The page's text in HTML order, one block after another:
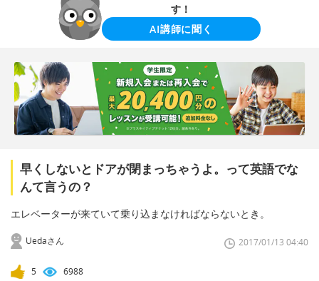
す！
AI講師に聞く
早くしないとドアが閉まっちゃうよ。って英語でな
んて言うの？
エレベーターが来ていて乗り込まなければならないとき。
Uedaさん 2017/01/13 04:40
5 6988